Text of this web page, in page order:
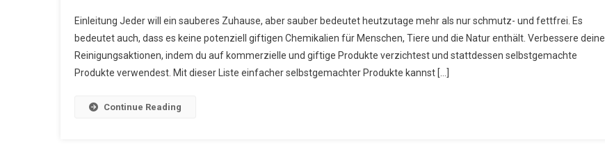
Reinigungsprodukte
Vs
Chemiekeule
Einleitung Jeder will ein sauberes Zuhause, aber sauber bedeutet heutzutage mehr als nur schmutz- und fettfrei. Es
bedeutet auch, dass es keine potenziell giftigen Chemikalien für Menschen, Tiere und die Natur enthält. Verbessere deine
Reinigungsaktionen, indem du auf kommerzielle und giftige Produkte verzichtest und stattdessen selbstgemachte
Produkte verwendest. Mit dieser Liste einfacher selbstgemachter Produkte kannst […]
Continue Reading